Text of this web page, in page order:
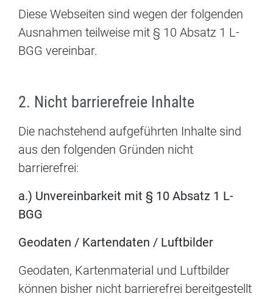
Diese Webseiten sind wegen der folgenden
Ausnahmen teilweise mit § 10 Absatz 1 L-
BGG vereinbar.
2. Nicht barrierefreie Inhalte
Die nachstehend aufgeführten Inhalte sind
aus den folgenden Gründen nicht
barrierefrei:
a.) Unvereinbarkeit mit § 10 Absatz 1 L-
BGG
Geodaten / Kartendaten / Luftbilder
Geodaten, Kartenmaterial und Luftbilder
können bisher nicht barrierefrei bereitgestellt